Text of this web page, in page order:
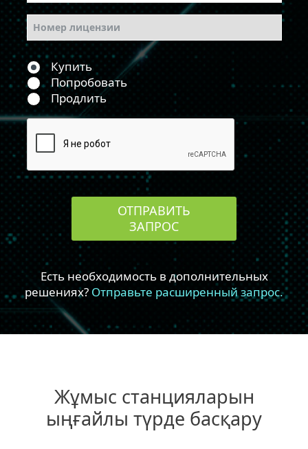
Жұмыс станцияларын
ыңғайлы түрде басқару